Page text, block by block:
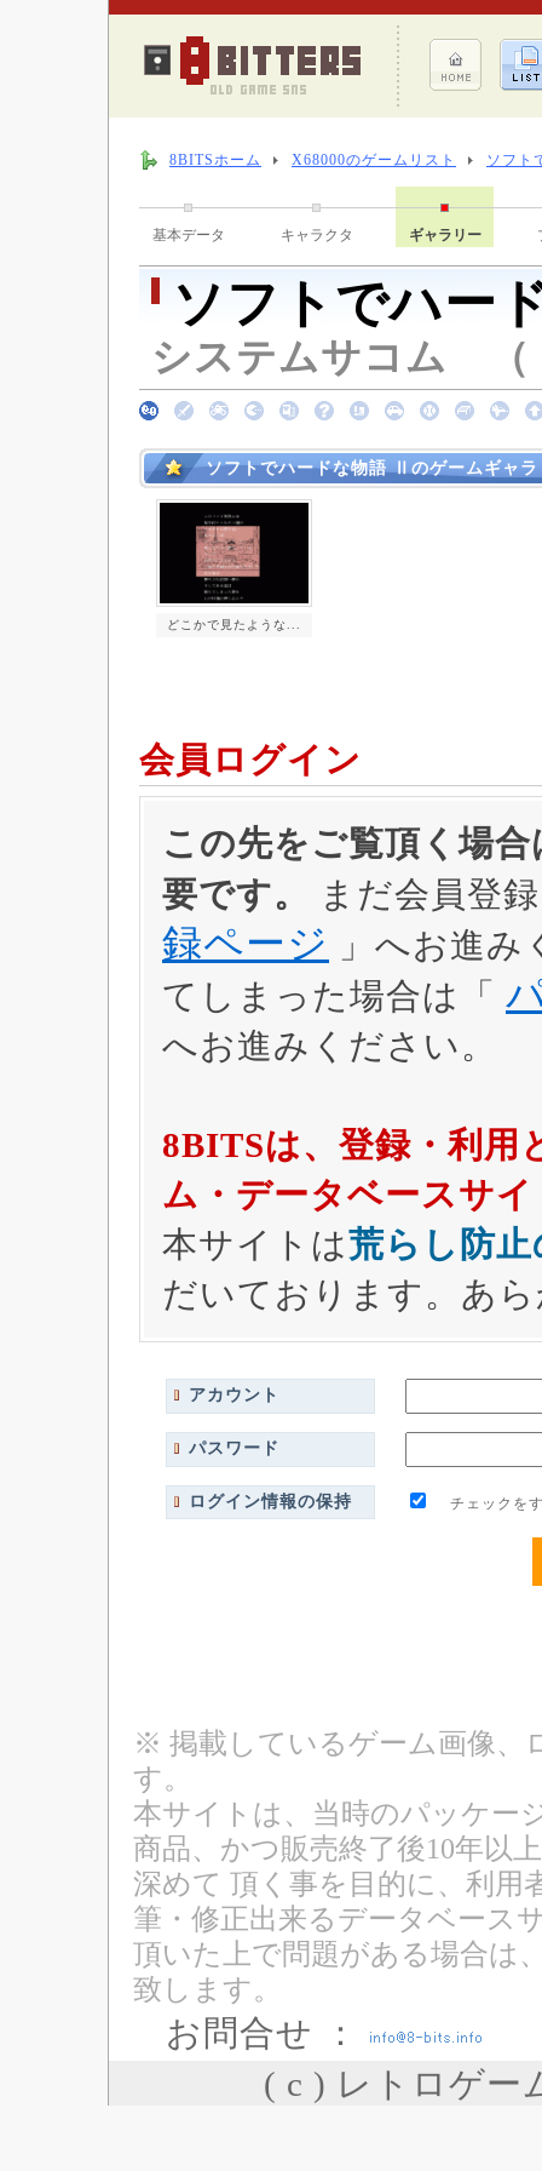
8BITSホーム X68000のゲームリスト ソフト
基本データ キャラクタ ギャラリー
ソフトでハー
システムサコム （
ソフトでハードな物語 Ⅱのゲームギャラ
どこかで見たような...
会員ログイン
この先をご覧頂く場
要です。
まだ会員登
録ページ
」へお進
てしまった場合は「
へお進みください。
8BITSは、登録・利用
ム・データベースサ
本サイトは荒らし防
だいております。あ
アカウント
パスワード
ログイン情報の保持 チェックをす
※ 掲載しているゲーム画像、
す。
本サイトは、当時のパッケー
商品、かつ販売終了後10年以
深めて 頂く事を目的に、利用
筆・修正出来るデータベース
頂いた上で問題がある場合は
致します。
お問合せ ：
( c ) レトロゲー